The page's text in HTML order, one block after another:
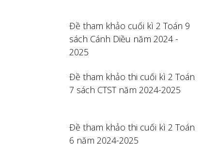
Đề tham khảo cuối kì 2 Toán 9
sách Cánh Diều năm 2024 -
2025
Đề tham khảo thi cuối kì 2 Toán
7 sách CTST năm 2024-2025
Đề tham khảo thi cuối kì 2 Toán
6 năm 2024-2025